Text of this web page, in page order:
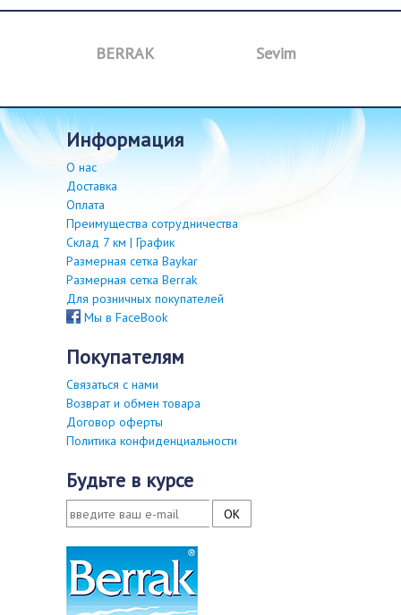
BERRAK Sevim
информация
О нас
Доставка
Оплата
Преимущества сотрудничества
Склад 7 км | График
Размерная сетка Baykar
Размерная сетка Berrak
Для розничных покупателей
Мы в FaceBook
покупателям
Связаться с нами
Возврат и обмен товара
Договор оферты
Политика конфиденциальности
будьте в курсе